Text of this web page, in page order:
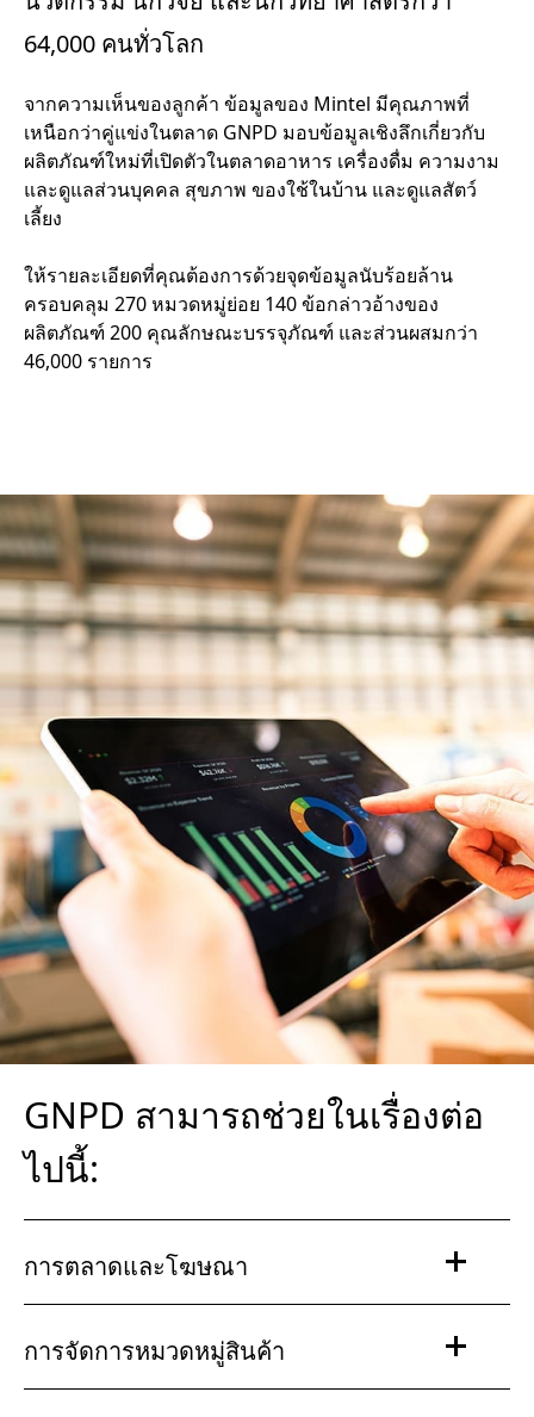
64,000 คนทั่วโลก
จากความเห็นของลูกค้า ข้อมูลของ Mintel มีคุณภาพที่
เหนือกว่าคู่แข่งในตลาด GNPD มอบข้อมูลเชิงลึกเกี่ยวกับ
ผลิตภัณฑ์ใหม่ที่เปิดตัวในตลาดอาหาร เครื่องดื่ม ความงาม
และดูแลส่วนบุคคล สุขภาพ ของใช้ในบ้าน และดูแลสัตว์
เลี้ยง
ให้รายละเอียดที่คุณต้องการด้วยจุดข้อมูลนับร้อยล้าน
ครอบคลุม 270 หมวดหมู่ย่อย 140 ข้อกล่าวอ้างของ
ผลิตภัณฑ์ 200 คุณลักษณะบรรจุภัณฑ์ และส่วนผสมกว่า
46,000 รายการ
GNPD สามารถช่วยในเรื่องต่อ
ไปนี้:
การตลาดและโฆษณา
การจัดการหมวดหมู่สินค้า